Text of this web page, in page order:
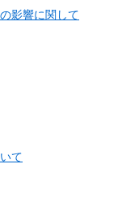
影響に関して
て